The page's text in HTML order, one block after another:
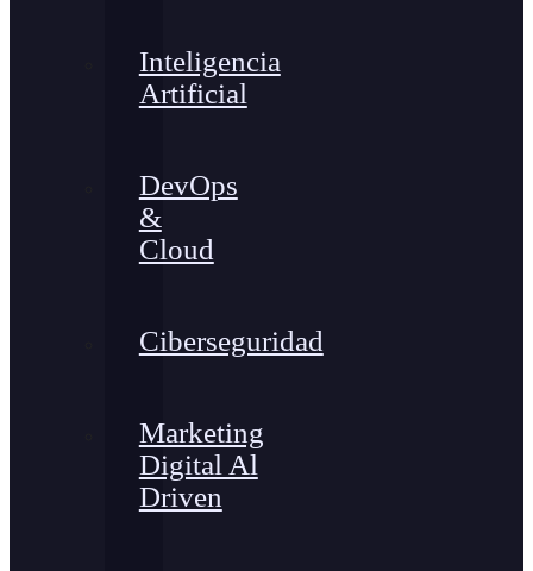
Inteligencia
Artificial
DevOps
&
Cloud
Ciberseguridad
Marketing
Digital Al
Driven